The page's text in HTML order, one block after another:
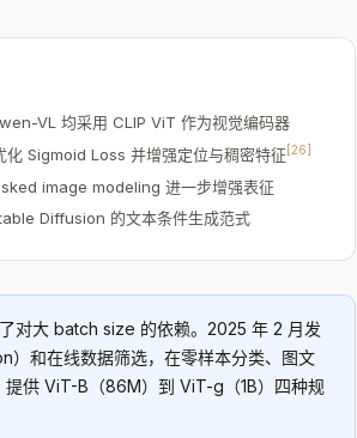
VL 均采用 CLIP ViT 作为视觉编码器
化 Sigmoid Loss 并增强定位与稠密特征 [26]
image modeling 进一步增强表征
Diffusion 的文本条件生成范式
对大 batch size 的依赖。2025 年 2 月发
和在线数据筛选，在零样本分类、图文
供 ViT-B（86M）到 ViT-g（1B）四种规